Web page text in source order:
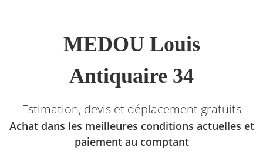
MEDOU Louis
Antiquaire 34
Estimation, devis et déplacement gratuits
Achat dans les meilleures conditions actuelles et
paiement au comptant